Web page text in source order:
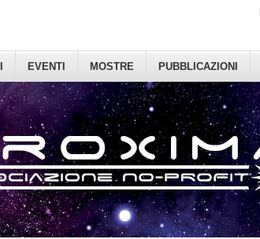
EVENTI MOSTRE PUBBLICAZIONI